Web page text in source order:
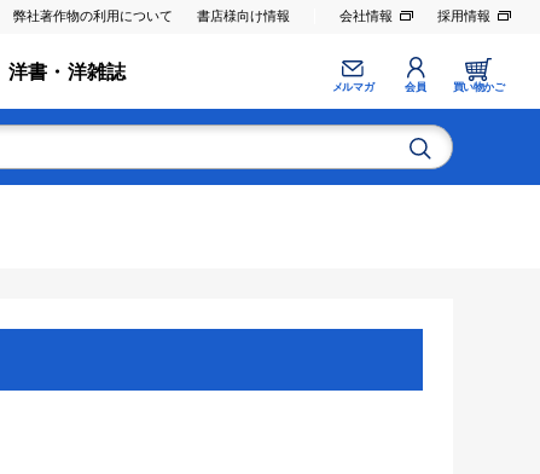
弊社著作物の利用について 書店様向け情報 会社情報 採用情報
洋書・洋雑誌
メルマガ 会員 買い物かご